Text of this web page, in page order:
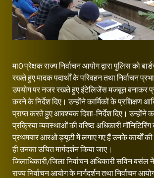
मा0 प्रेक्षक राज्य निर्वाचन आयोग द्वारा पुलिस को
रखते हुए मादक पदार्थों के परिवहन तथा निर्वाचन
उपयोग पर नजर रखते हुए इंटेलिजेंस मजबूत बनाकर
करने के निर्देश दिए। उन्होंने कार्मिकों के प्रशिक्षण
प्राप्त करते हुए आवश्यक दिशा-निर्देश दिए। उन्होंने
प्रक्रिया व्यवस्थाओं की वरिष्ठ अधिकारी
प्रथमबार आरओ ड्यूटी में लगाए गए हैं उनके कार्यों की
ही उनका उचित मार्गदर्शन किया जाए।
जिलाधिकारी/जिला निर्वाचन अधिकारी सविन बसंल
राज्य निर्वाचन आयोग के मार्गदर्शन तथा निर्वाचन